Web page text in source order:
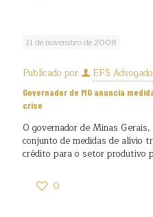
11 de novembro de 2008
Publicado por EFS
Governador de MG anuncia
crise
O governador de Minas
conjunto de medidas de alívio
crédito para o setor produtivo
0